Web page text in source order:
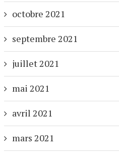
octobre 2021
septembre 2021
juillet 2021
mai 2021
avril 2021
mars 2021